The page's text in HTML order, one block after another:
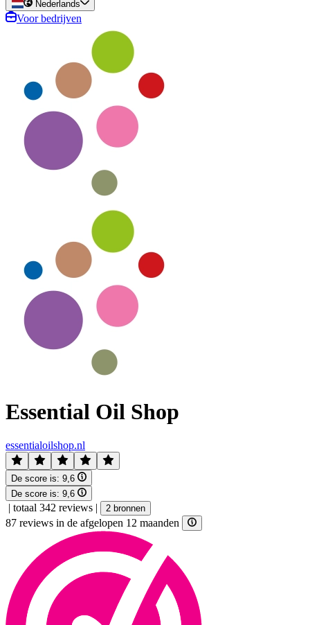
Nederlands
Voor bedrijven
Essential Oil Shop
essentialoilshop.nl
De score is: 9,6
De score is: 9,6
| totaal 342 reviews | 2 bronnen
87 reviews in de afgelopen 12 maanden